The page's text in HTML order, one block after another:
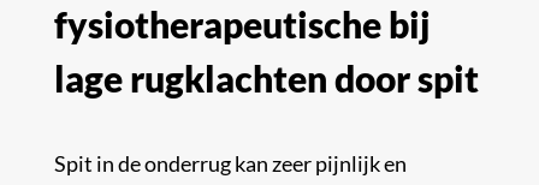
fysiotherapeutische bij
lage rugklachten door spit
Spit in de onderrug kan zeer pijnlijk en